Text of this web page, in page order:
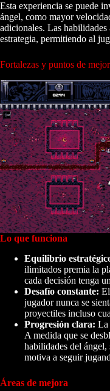
Esta experiencia se puede
ángel, como mayor
adicionales. Las habilidades
estrategia, permitiendo al
Fortalezas y puntos de
Lo que funciona
Equilibrio
ilimitados premia la
cada decisión tenga
Desafío constante:
jugador nunca se
proyectiles incluso
Progresión clara: La
A medida que se
habilidades del ángel,
motiva a seguir
Áreas de mejora